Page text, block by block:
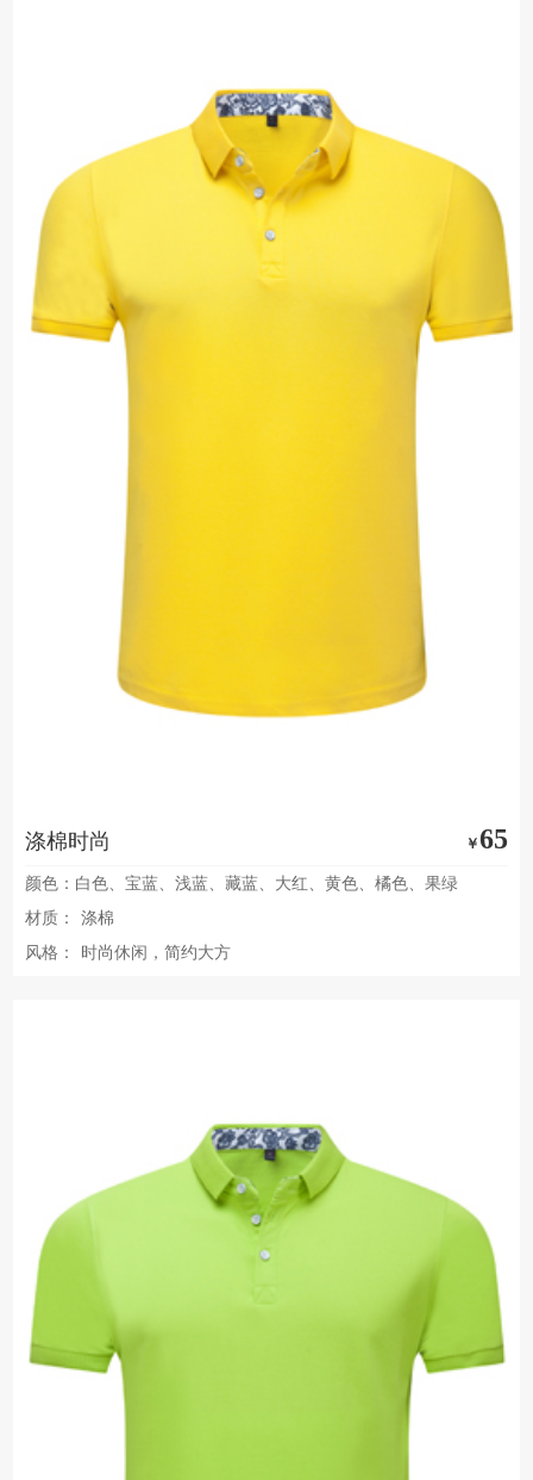
涤棉时尚 ￥65
颜色：白色、宝蓝、浅蓝、藏蓝、大红、黄色、橘色、果绿
材质：
涤棉
风格：
时尚休闲，简约大方